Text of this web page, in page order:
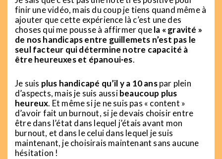
finir une vidéo, mais du coup je tiens quand même à
ajouter que cette expérience là c’est une des
choses qui me pousse à affirmer quela « gravité »
de nos handicaps entre guillemets n’est pas le
seul facteur qui détermine notre capacité à
être heureuxes et épanoui·es.
Je suis plus handicapé qu’il y a 10 anspar plein
d’aspects, mais je suis aussibeaucoup plus
heureux. Et même si je ne suis pas « content »
d’avoir fait un burnout, si je devais choisir entre
être dans l’état dans lequel j’étais avant mon
burnout, et dans le celui dans lequel je suis
maintenant, je choisirais maintenant sans aucune
hésitation !